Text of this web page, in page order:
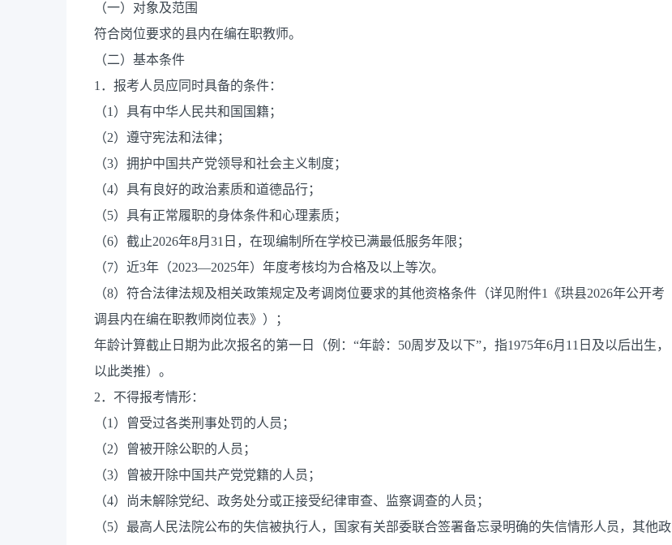
（一）对象及范围
符合岗位要求的县内在编在职教师。
（二）基本条件
1．报考人员应同时具备的条件：
（1）具有中华人民共和国国籍；
（2）遵守宪法和法律；
（3）拥护中国共产党领导和社会主义制度；
（4）具有良好的政治素质和道德品行；
（5）具有正常履职的身体条件和心理素质；
（6）截止2026年8月31日，在现编制所在学校已满最低服务年限；
（7）近3年（2023—2025年）年度考核均为合格及以上等次。
（8）符合法律法规及相关政策规定及考调岗位要求的其他资格条件（详见附件1《珙县2026年公开考
调县内在编在职教师岗位表》）；
年龄计算截止日期为此次报名的第一日（例：“年龄：50周岁及以下”，指1975年6月11日及以后出生，
以此类推）。
2．不得报考情形：
（1）曾受过各类刑事处罚的人员；
（2）曾被开除公职的人员；
（3）曾被开除中国共产党党籍的人员；
（4）尚未解除党纪、政务处分或正接受纪律审查、监察调查的人员；
（5）最高人民法院公布的失信被执行人，国家有关部委联合签署备忘录明确的失信情形人员，其他政